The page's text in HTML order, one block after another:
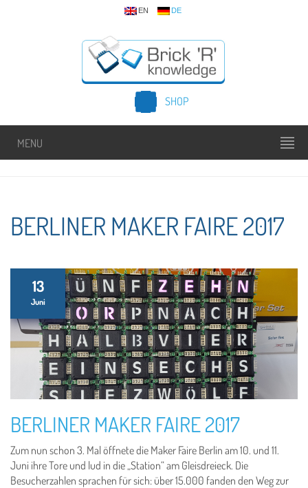
EN DE
SHOP
MENU
BERLINER MAKER FAIRE 2017
13
Juni
BERLINER MAKER FAIRE 2017
Zum nun schon 3. Mal öffnete die Maker Faire Berlin am 10. und 11.
Juni ihre Tore und lud in die „Station“ am Gleisdreieck. Die
Besucherzahlen sprachen für sich: über 15.000 fanden den Weg zur